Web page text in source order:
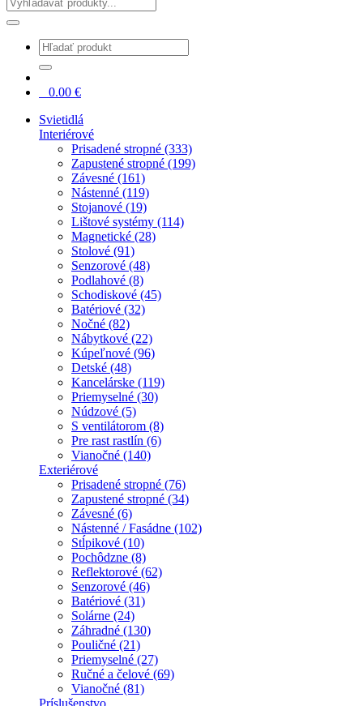
0.00 €
Svietidlá
Interiérové
Prisadené stropné (333)
Zapustené stropné (199)
Závesné (161)
Nástenné (119)
Stojanové (19)
Lištové systémy (114)
Magnetické (28)
Stolové (91)
Senzorové (48)
Podlahové (8)
Schodiskové (45)
Batériové (32)
Nočné (82)
Nábytkové (22)
Kúpeľnové (96)
Detské (48)
Kancelárske (119)
Priemyselné (30)
Núdzové (5)
S ventilátorom (8)
Pre rast rastlín (6)
Vianočné (140)
Exteriérové
Prisadené stropné (76)
Zapustené stropné (34)
Závesné (6)
Nástenné / Fasádne (102)
Stĺpikové (10)
Pochôdzne (8)
Reflektorové (62)
Senzorové (46)
Batériové (31)
Solárne (24)
Záhradné (130)
Pouličné (21)
Priemyselné (27)
Ručné a čelové (69)
Vianočné (81)
Príslušenstvo